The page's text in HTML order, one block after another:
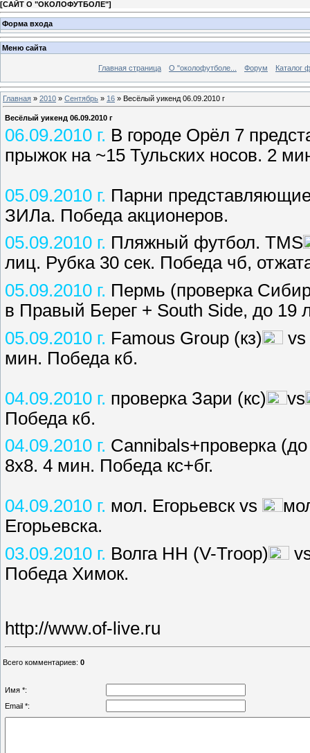
[САЙТ О "ОКОЛОФУТБОЛЕ"]
Форма входа
Меню сайта
Главная страница О "околофутболе... Форум Каталог
Главная » 2010 » Сентябрь » 16 » Весёлый уикенд 06.09.2010 г
Весёлый уикенд 06.09.2010 г
06.09.2010 г. В городе Орёл 7
прыжок на ~15 Тульских носов. 2
05.09.2010 г. Парни
ЗИЛа. Победа акционеров.
05.09.2010 г. Пляжный футбол. ТМS
лиц. Рубка 30 сек. Победа чб,
05.09.2010 г. Пермь (проверка
в Правый Берег + South Side, до
05.09.2010 г. Famous Group (кз)
vs
мин. Победа кб.
04.09.2010 г. проверка Зари (кс)
vs
Победа кб.
04.09.2010 г. Cannibals+проверка
8х8. 4 мин. Победа кс+бг.
04.09.2010 г. мол. Егорьевск vs
Егорьевска.
03.09.2010 г. Волга НН (V-Troop)
Победа Химок.
http://www.of-live.ru
Всего комментариев: 0
Имя *:
Email *: